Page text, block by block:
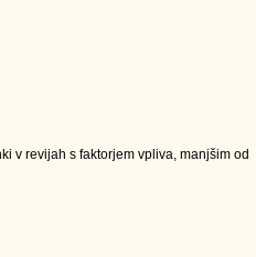
v revijah s faktorjem vpliva, manjšim od